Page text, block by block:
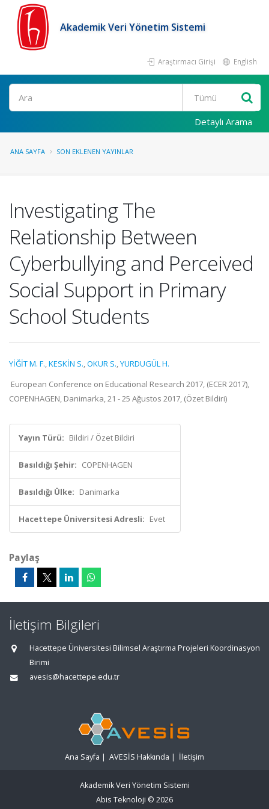
Akademik Veri Yönetim Sistemi
Araştırmacı Girişi English
Ara
Detaylı Arama
ANA SAYFA SON EKLENEN YAYINLAR
Investigating The
Relationship Between
Cyberbullying and Perceived
Social Support in Primary
School Students
YİĞİT M. F.,KESKİN S.,OKUR S.,YURDUGÜL H.
European Conference on Educational Research 2017, (ECER 2017),
COPENHAGEN, Danimarka, 21 - 25 Ağustos 2017, (Özet Bildiri)
Yayın Türü: Bildiri / Özet Bildiri
Basıldığı Şehir: COPENHAGEN
Basıldığı Ülke: Danimarka
Hacettepe Üniversitesi Adresli: Evet
Paylaş
İletişim Bilgileri
Hacettepe Üniversitesi Bilimsel Araştırma Projeleri Koordinasyon
Birimi
avesis@hacettepe.edu.tr
Ana Sayfa | AVESİS Hakkında | İletişim
Akademik Veri Yönetim Sistemi
Abis Teknoloji © 2026